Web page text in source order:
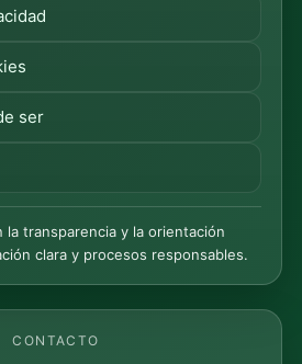
ser
la transparencia y la orientación
clara y procesos responsables.
CONTACTO